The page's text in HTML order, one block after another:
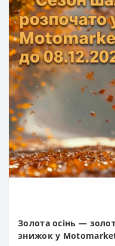
Золота осінь —
знижок у